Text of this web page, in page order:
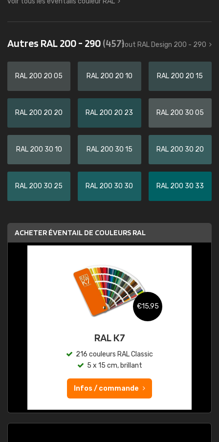
Autres RAL 200 - 290(457)tout RAL Design 200 - 290
RAL 200 20 05 RAL 200 20 10 RAL 200 20 15
RAL 200 20 20 RAL 200 20 23 RAL 200 30 05
RAL 200 30 10 RAL 200 30 15 RAL 200 30 20
RAL 200 30 25 RAL 200 30 30 RAL 200 30 33
ACHETER ÉVENTAIL DE COULEURS RAL
€15,95
RAL K7
216 couleurs RAL Classic
5 x 15 cm, brillant
Infos / commande